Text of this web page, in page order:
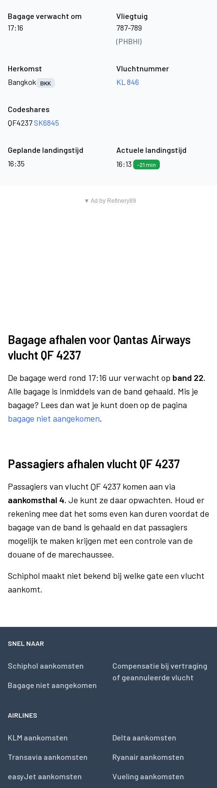
Bagage verwacht om
17:16
Vliegtuig
787-789
(PHBHI)
Herkomst
Bangkok
BKK
Vluchtnummer
KL 846
Codeshares
QF4237 SK6845
Geplande landingstijd
16:35
Actuele landingstijd
16:13
-21 min
▼ Ad by Refinery89
Bagage afhalen voor Qantas Airways
vlucht QF 4237
De bagage werd rond 17:16 uur verwacht op band 22.
Alle bagage is inmiddels van de band gehaald. Mis je
bagage? Lees dan wat je kunt doen op de pagina
bagage niet aangekomen.
Passagiers afhalen vlucht QF 4237
Passagiers van vlucht QF 4237 komen aan via
aankomsthal 4. Je kunt ze daar opwachten. Houd er
rekening mee dat het soms even kan duren voordat de
bagage van de band is gehaald en dat passagiers
mogelijk te maken krijgen met een controle van de
douane of de marechaussee.
Schiphol maakt niet bekend bij welke gate een vlucht
aankomt.
SNEL NAAR
Schiphol aankomsten
Bagage niet aangekomen
Compensatie bij vertraging
of geannuleerde vlucht
AIRLINES
KLM aankomsten
Transavia aankomsten
easyJet aankomsten
Delta aankomsten
Ryanair aankomsten
Vueling aankomsten